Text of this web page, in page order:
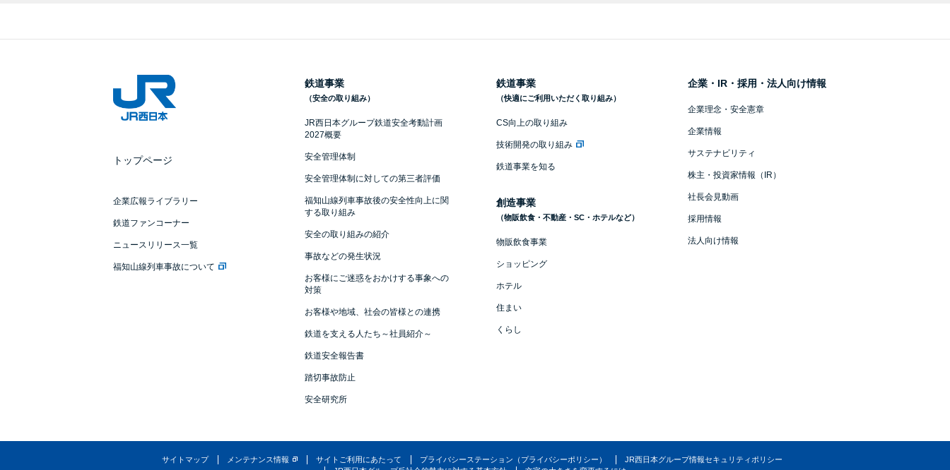
トップページ
鉄道事業
（安全の取り組み）
JR西日本グループ鉄道安全考動計画
2027概要
安全管理体制
安全管理体制に対しての第三者評価
福知山線列車事故後の安全性向上に関
する取り組み
安全の取り組みの紹介
事故などの発生状況
お客様にご迷惑をおかけする事象への
対策
お客様や地域、社会の皆様との連携
鉄道を支える人たち～社員紹介～
鉄道安全報告書
踏切事故防止
安全研究所
鉄道事業
（快適にご利用いただく取り組み）
CS向上の取り組み
技術開発の取り組み
鉄道事業を知る
創造事業
（物販飲食・不動産・SC・ホテルなど）
物販飲食事業
ショッピング
ホテル
住まい
くらし
企業・IR・採用・法人向け情報
企業理念・安全憲章
企業情報
サステナビリティ
株主・投資家情報（IR）
社長会見動画
採用情報
法人向け情報
企業広報ライブラリー
鉄道ファンコーナー
ニュースリリース一覧
福知山線列車事故について
サイトマップ メンテナンス情報 サイトご利用にあたって プライバシーステーション（プライバシーポリシー）
JR西日本グループ情報セキュリティポリシー